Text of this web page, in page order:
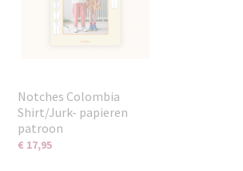
Notches Colombia
Shirt/Jurk- papieren
patroon
€ 17,95